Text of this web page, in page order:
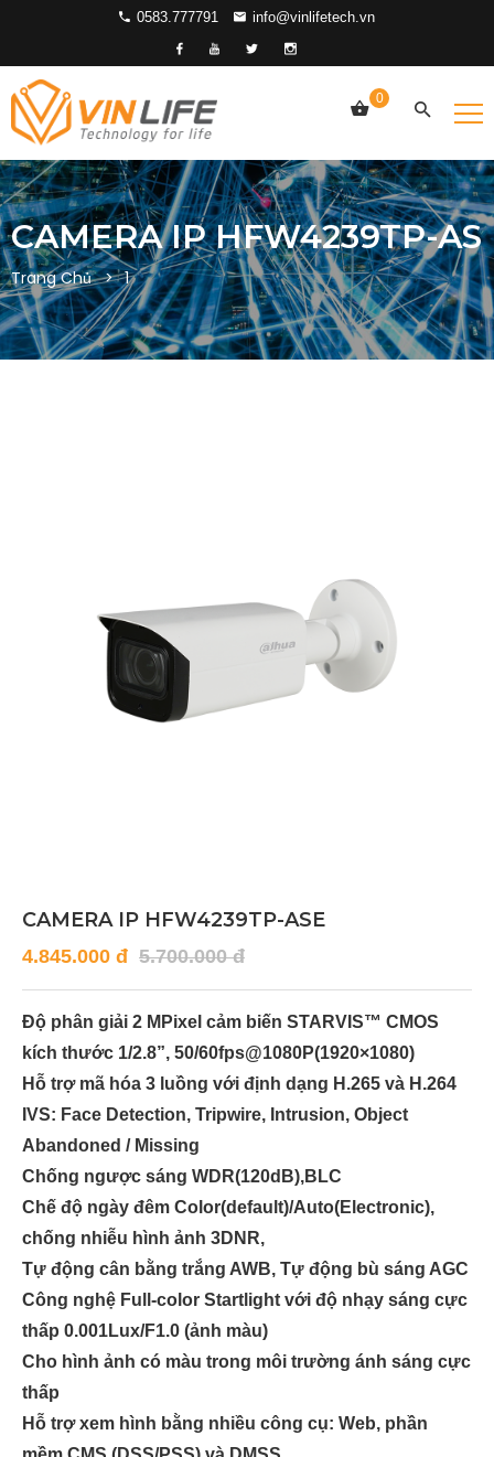
0583.777791 info@vinlifetech.vn
0
CAMERA IP HFW4239TP-
Trang Chủ 1
CAMERA IP HFW4239TP-ASE
4.845.000 đ 5.700.000 đ
Độ phân giải 2 MPixel cảm biến STARVIS™ CMOS
kích thước 1/2.8”, 50/60fps@1080P(1920×1080)
Hỗ trợ mã hóa 3 luồng với định dạng H.265 và H.264
IVS: Face Detection, Tripwire, Intrusion, Object
Abandoned / Missing
Chống ngược sáng WDR(120dB),BLC
Chế độ ngày đêm Color(default)/Auto(Electronic),
chống nhiễu hình ảnh 3DNR,
Tự động cân bằng trắng AWB, Tự động bù sáng AGC
Công nghệ Full-color Startlight với độ nhạy sáng cực
thấp 0.001Lux/F1.0 (ảnh màu)
Cho hình ảnh có màu trong môi trường ánh sáng cực
thấp
Hỗ trợ xem hình bằng nhiều công cụ: Web, phần